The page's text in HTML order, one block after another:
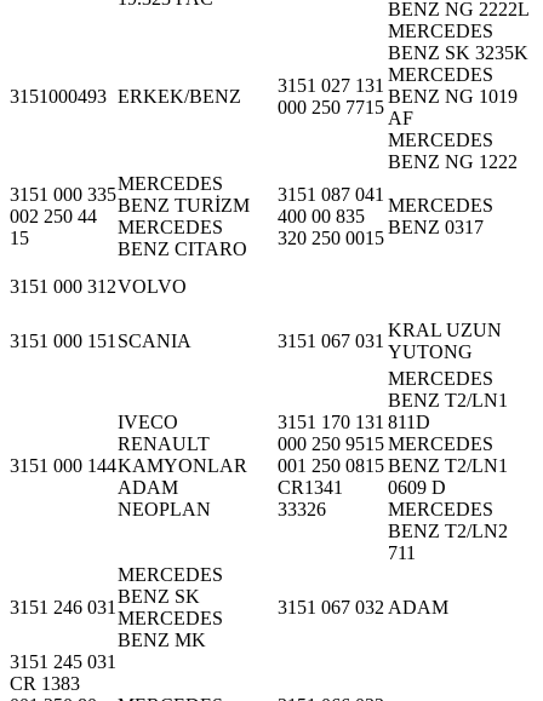
BENZ NG 2222L
3151000493 ERKEK/BENZ
3151 027 131
000 250 7715
MERCEDES
BENZ SK 3235K
MERCEDES
BENZ NG 1019
AF
MERCEDES
BENZ NG 1222
3151 000 335
002 250 44
15
MERCEDES
BENZ TURİZM
MERCEDES
BENZ CITARO
3151 087 041
400 00 835
320 250 0015
MERCEDES
BENZ 0317
3151 000 312VOLVO
3151 000 151 SCANIA 3151 067 031
KRAL UZUN
YUTONG
3151 000 144
IVECO
RENAULT
KAMYONLAR
ADAM
NEOPLAN
3151 170 131
000 250 9515
001 250 0815
CR1341
33326
MERCEDES
BENZ T2/LN1
811D
MERCEDES
BENZ T2/LN1
0609 D
MERCEDES
BENZ T2/LN2
711
3151 246 031
MERCEDES
BENZ SK
MERCEDES
BENZ MK
3151 067 032 ADAM
3151 245 031
CR 1383